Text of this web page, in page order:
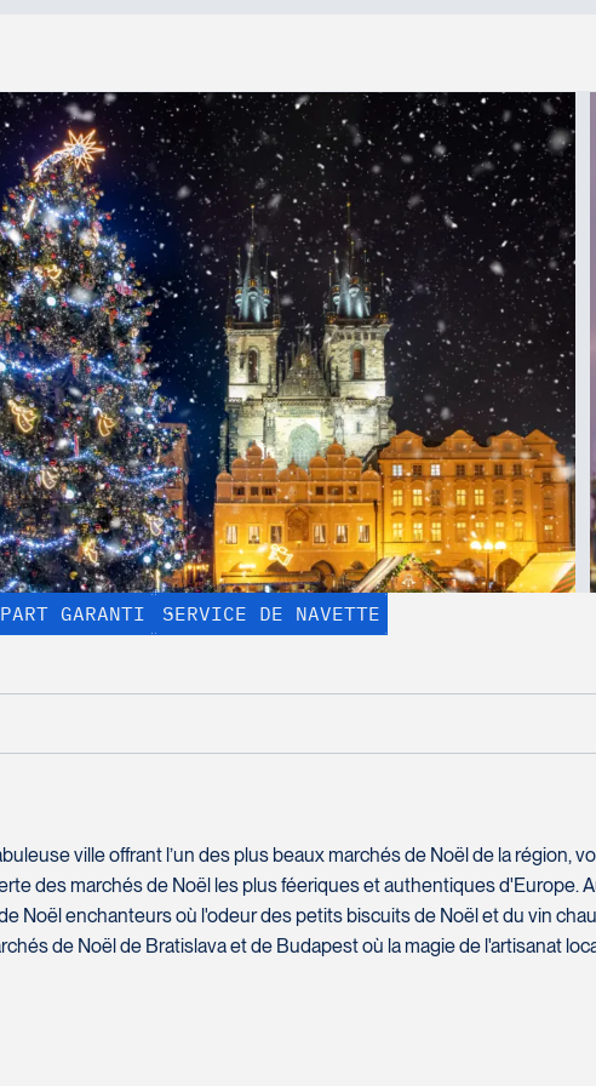
nuits
5 499 $*
GARANTI SERVICE DE NAVETTE
ville offrant l’un des plus beaux marchés de Noël de la région,
des marchés de Noël les plus féeriques et authentiques d'Europe.
Noël enchanteurs où l'odeur des petits biscuits de Noël et du vin
de Noël de Bratislava et de Budapest où la magie de l'artisanat
test
Comment vous rejoindre?
11 jours
9 nuits
18 repas
À partir de :
5 499 $*